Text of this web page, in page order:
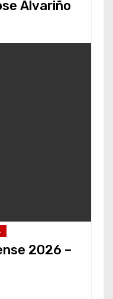
Alvariño
2026 –